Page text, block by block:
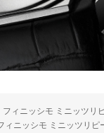
フィニッシモ ミニッツリ
ィニッシモ ミニッツリ